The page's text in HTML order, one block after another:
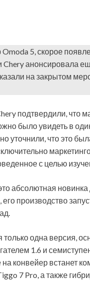
5, скорое
Chery анонсировала
на закрытом
подтвердили, что
было увидеть в
уточнили, что это
с целью
абсолютная
его производство
только одна версия,
1.6 и
конвейер встанет
7 Pro, а также